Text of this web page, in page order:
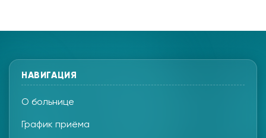
НАВИГАЦИЯ
О больнице
График приёма